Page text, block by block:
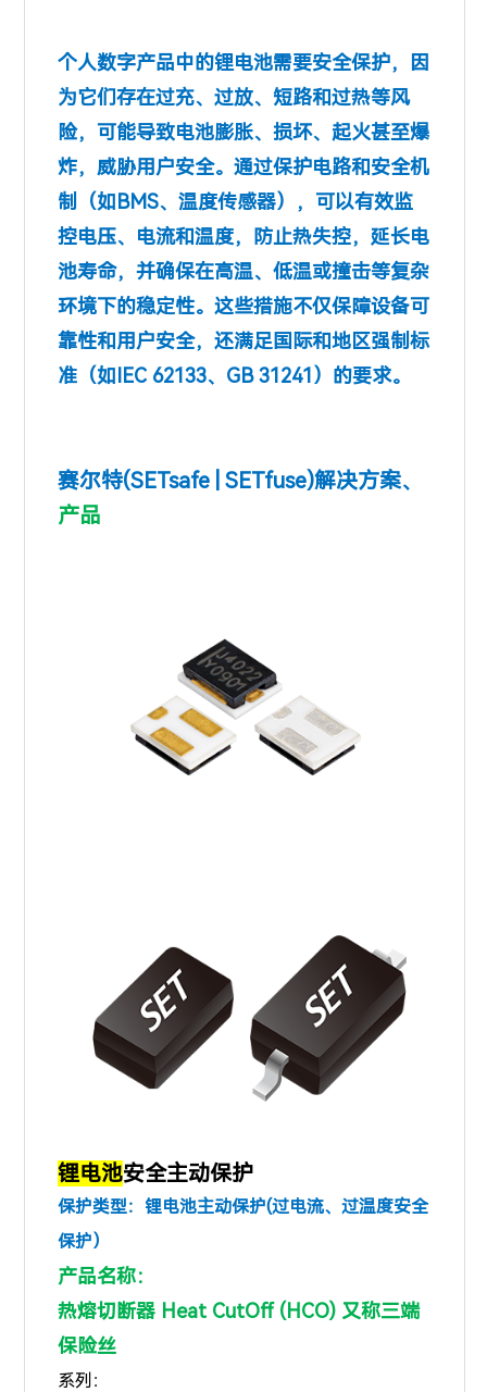
个人数字产品中的锂电池需要安全保护，因
为它们存在过充、过放、短路和过热等风
险，可能导致电池膨胀、损坏、起火甚至爆
炸，威胁用户安全。通过保护电路和安全机
制（如BMS、温度传感器），可以有效监
控电压、电流和温度，防止热失控，延长电
池寿命，并确保在高温、低温或撞击等复杂
环境下的稳定性。这些措施不仅保障设备可
靠性和用户安全，还满足国际和地区强制标
准（如IEC 62133、GB 31241）的要求。
赛尔特(SETsafe | SETfuse)解决方案、
产品
锂电池安全主动保护
保护类型：锂电池主动保护(过电流、过温度安全
保护）
产品名称：
热熔切断器 Heat CutOff (HCO) 又称三端
保险丝
系列：